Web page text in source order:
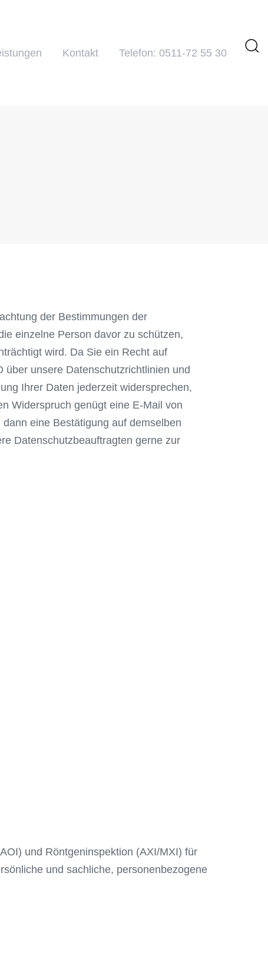
Kontakt Telefon: 0511-72 55 30
der Bestimmungen der
einzelne Person davor zu schützen,
wird. Da Sie ein Recht auf
unsere Datenschutzrichtlinien und
Ihrer Daten jederzeit widersprechen,
Widerspruch genügt eine E-Mail von
dann eine Bestätigung auf demselben
Datenschutzbeauftragten gerne zur
und Röntgeninspektion (AXI/MXI) für
und sachliche, personenbezogene